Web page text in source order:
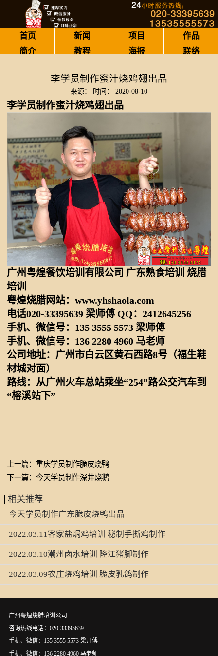
首页 新闻 项目
作品
简介
教程 海报 联络
李学员制作蜜汁烧鸡翅出品
来源： 时间： 2020-08-10
李学员制作蜜汁烧鸡翅出品
广州粤煌餐饮培训有限公司 广东熟食培训 烧腊
培训
粤煌烧腊网站：www.yhshaola.com
电话020-33395639 梁师傅 QQ：2412645256
手机、微信号：135 3555 5573 梁师傅
手机、微信号：136 2280 4960 马老师
公司地址：广州市白云区黄石西路8号（福生鞋
材城对面）
路线：从广州火车总站乘坐“254”路公交汽车到
“榕溪站下”
上一篇： 重庆学员制作脆皮烧鸭
下一篇： 今天学员制作深井烧鹅
相关推荐
今天学员制作广东脆皮烧鸭出品
2022.03.11客家盐焗鸡培训 秘制手撕鸡制作
2022.03.10潮州卤水培训 隆江猪脚制作
2022.03.09农庄烧鸡培训 脆皮乳鸽制作
广州粤煌烧腊培训公司
咨询热线电话：020-33395639
手机、微信：135 3555 5573 梁师傅
手机、微信：136 2280 4960 马老师